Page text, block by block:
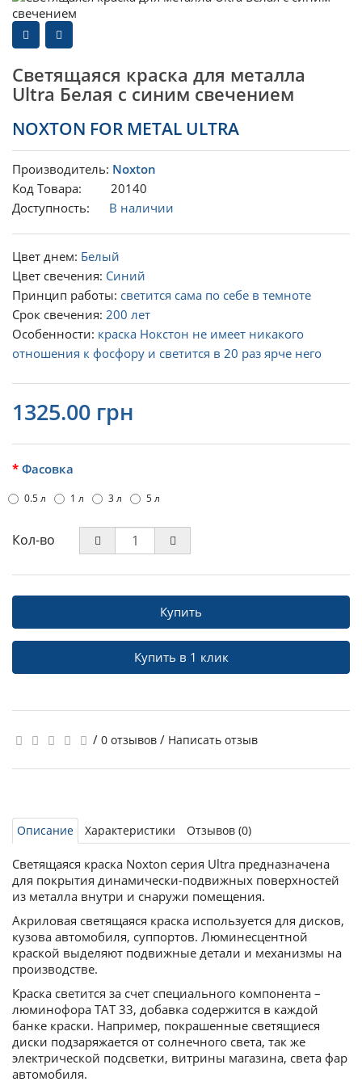
Светящаяся краска для металла
Ultra Белая с синим свечением
NOXTON FOR METAL ULTRA
Производитель: Noxton
Код Товара: 20140
Доступность: В наличии
Цвет днем: Белый
Цвет свечения: Синий
Принцип работы: светится сама по себе в темноте
Срок свечения: 200 лет
Особенности: краска Нокстон не имеет никакого
отношения к фосфору и светится в 20 раз ярче него
1325.00 грн
Фасовка
0.5 л 1 л 3 л 5 л
Кол-во
Купить
Купить в 1 клик
/ 0 отзывов / Написать отзыв
Описание Характеристики Отзывов (0)
Светящаяся краска Noxton серия Ultra предназначена
для покрытия динамически-подвижных поверхностей
из металла внутри и снаружи помещения.
Акриловая светящаяся краска используется для дисков,
кузова автомобиля, суппортов. Люминесцентной
краской выделяют подвижные детали и механизмы на
производстве.
Краска светится за счет специального компонента –
люминофора ТАТ 33, добавка содержится в каждой
банке краски. Например, покрашенные светящиеся
диски подзаряжается от солнечного света, так же
электрической подсветки, витрины магазина, света фар
автомобиля.